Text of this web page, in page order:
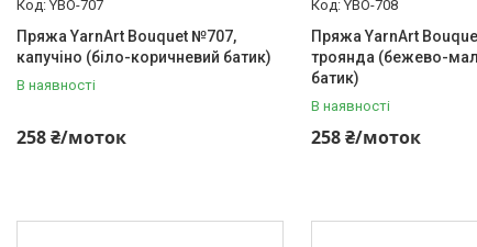
YBO-707
Пряжа YarnArt Bouquet №707,
капучіно (біло-коричневий батик)
В наявності
258 ₴/моток
YBO-708
Пряжа YarnArt
троянда (бежево-
батик)
В наявності
258 ₴/моток